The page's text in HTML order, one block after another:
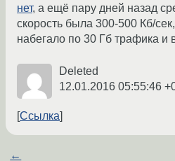
нет, а ещё пару дней назад
скорость была 300-500 Кб/сек,
набегало по 30 Гб трафика и
Deleted
12.01.2016 05:55:46
Ссылка
←